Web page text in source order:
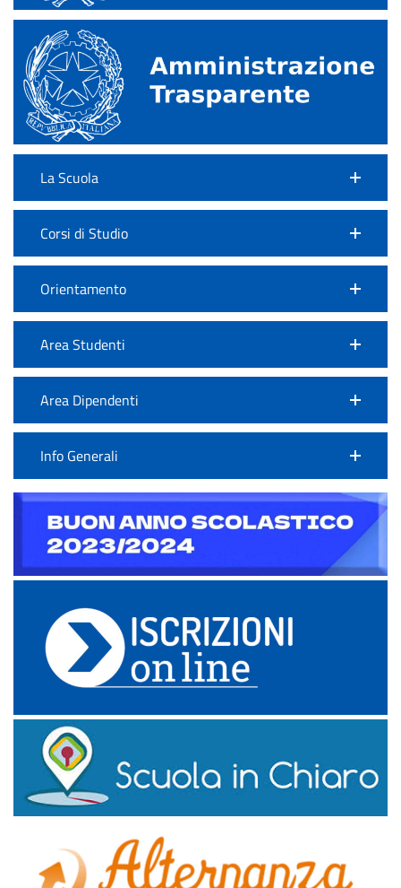
La Scuola
Corsi di Studio
Orientamento
Area Studenti
Area Dipendenti
Info Generali